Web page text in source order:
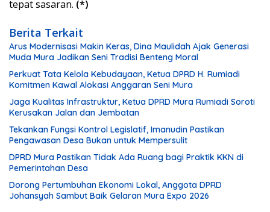
tepat sasaran. (*)
Berita Terkait
Arus Modernisasi Makin Keras, Dina Maulidah Ajak Generasi
Muda Mura Jadikan Seni Tradisi Benteng Moral
Perkuat Tata Kelola Kebudayaan, Ketua DPRD H. Rumiadi
Komitmen Kawal Alokasi Anggaran Seni Mura
Jaga Kualitas Infrastruktur, Ketua DPRD Mura Rumiadi Soroti
Kerusakan Jalan dan Jembatan
Tekankan Fungsi Kontrol Legislatif, Imanudin Pastikan
Pengawasan Desa Bukan untuk Mempersulit
DPRD Mura Pastikan Tidak Ada Ruang bagi Praktik KKN di
Pemerintahan Desa
Dorong Pertumbuhan Ekonomi Lokal, Anggota DPRD
Johansyah Sambut Baik Gelaran Mura Expo 2026